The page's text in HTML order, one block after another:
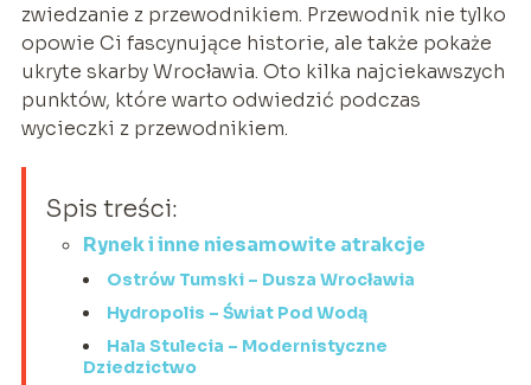
zwiedzanie z przewodnikiem. Przewodnik nie tylko
opowie Ci fascynujące historie, ale także pokaże
ukryte skarby Wrocławia. Oto kilka najciekawszych
punktów, które warto odwiedzić podczas
wycieczki z przewodnikiem.
Spis treści:
Rynek i inne niesamowite atrakcje
Ostrów Tumski – Dusza Wrocławia
Hydropolis – Świat Pod Wodą
Hala Stulecia – Modernistyczne
Dziedzictwo